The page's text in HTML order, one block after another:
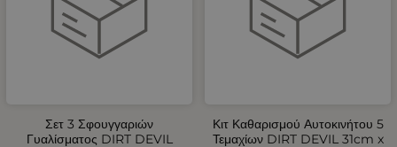
Σετ 3 Σφουγγαριών
Γυαλίσματος DIRT DEVIL
Κιτ Καθαρισμού Αυτοκινήτου 5
Τεμαχίων DIRT DEVIL 31cm x